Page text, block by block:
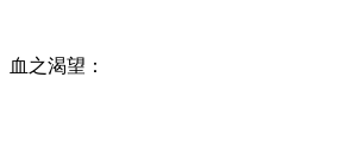
血之渴望：